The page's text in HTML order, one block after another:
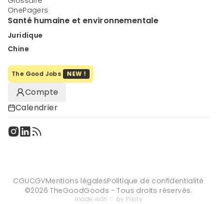
OnePagers
Santé humaine et environnementale
Juridique
Chine
The Good Jobs NEW !
Compte
Calendrier
CGUCGVMentions légalesPolitique de confidentialité
©2026 TheGoodGoods - Tous droits réservés.
made with ♡ by Piloty